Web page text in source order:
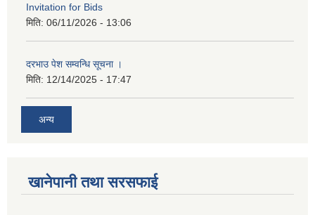
Invitation for Bids
मिति: 06/11/2026 - 13:06
दरभाउ पेश सम्वन्धि सूचना ।
मिति: 12/14/2025 - 17:47
अन्य
खानेपानी तथा सरसफाई